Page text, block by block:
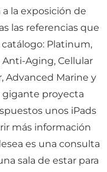
la exposición de
las referencias que
Platinum,
Anti-Aging, Cellular
Advanced Marine y
gigante proyecta
unos iPads
más información
es una consulta
sala de estar para